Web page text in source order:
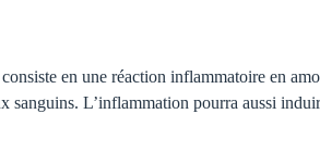
en une réaction inflammatoire en
sanguins. L’inflammation pourra aussi